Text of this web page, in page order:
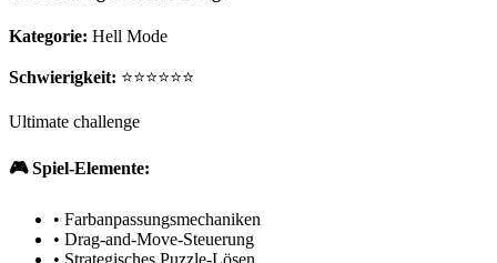
Kategorie: Hell Mode
Schwierigkeit: ⭐⭐⭐⭐⭐⭐
Ultimate challenge
🎮 Spiel-Elemente:
• Farbanpassungsmechaniken
• Drag-and-Move-Steuerung
• Strategisches Puzzle-Lösen